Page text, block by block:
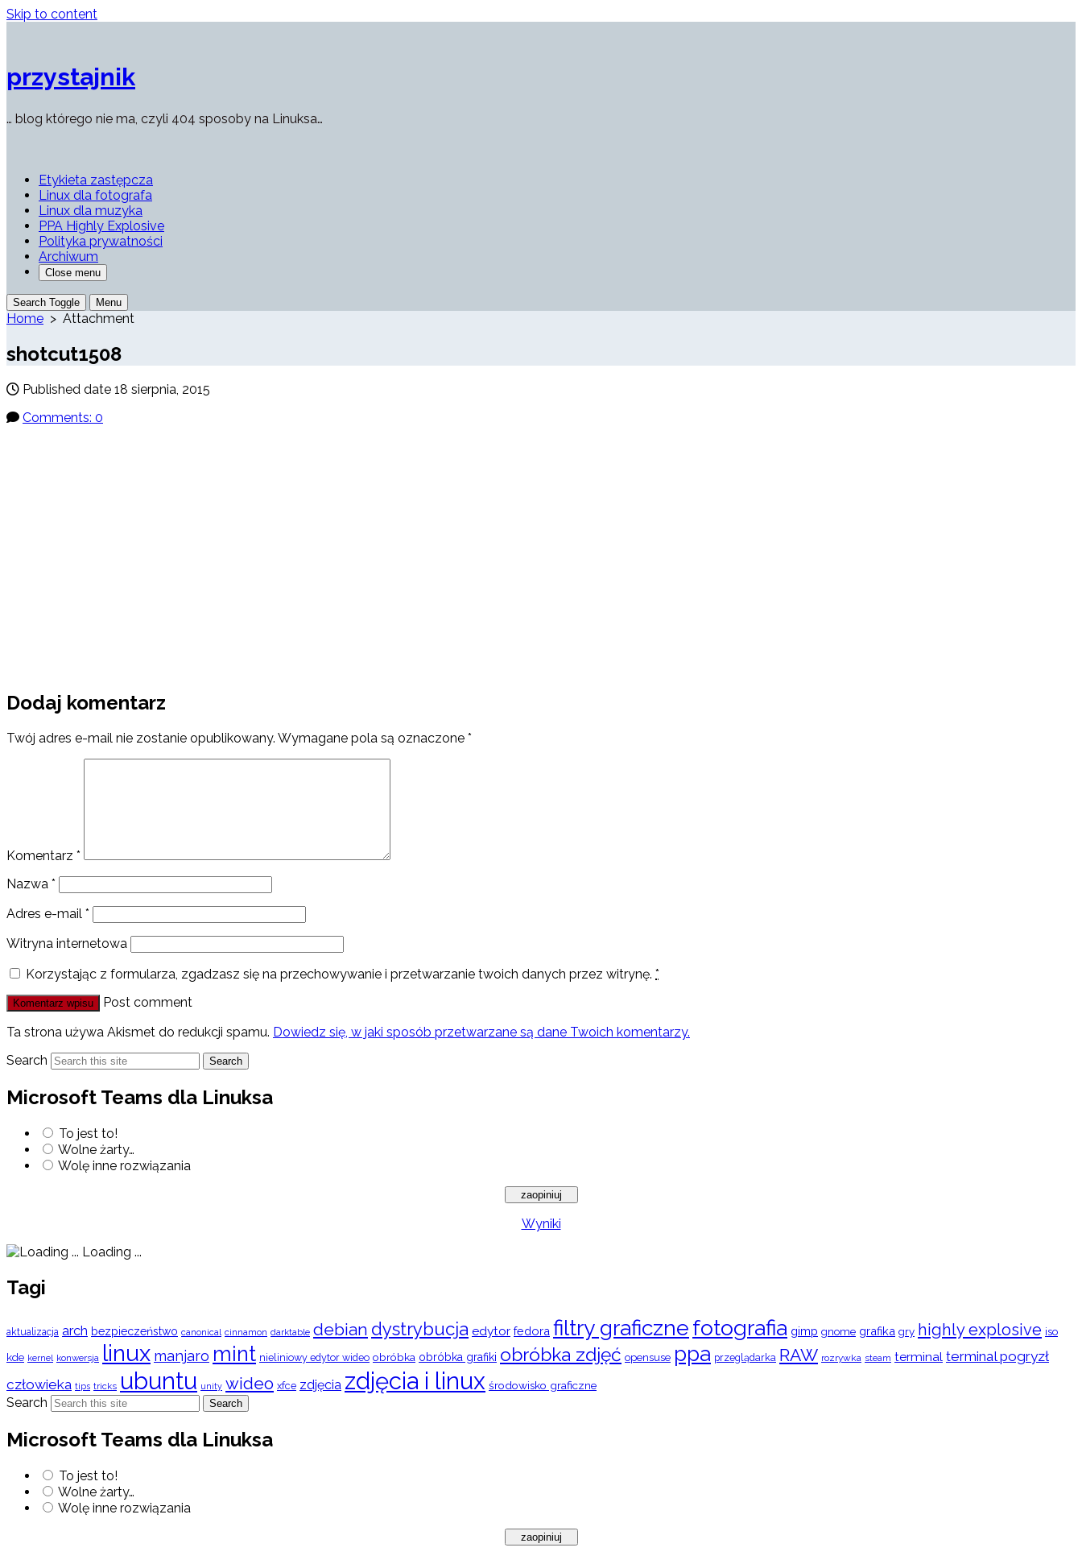
Skip to content
przystajnik
… blog którego nie ma, czyli 404 sposoby na Linuksa…
Etykieta zastępcza
Linux dla fotografa
Linux dla muzyka
PPA Highly Explosive
Polityka prywatności
Archiwum
Close menu
Search Toggle Menu
Home > Attachment
shotcut1508
Published date 18 sierpnia, 2015
Comments: 0
Dodaj komentarz
Twój adres e-mail nie zostanie opublikowany. Wymagane pola są oznaczone *
Komentarz *
Nazwa *
Adres e-mail *
Witryna internetowa
Korzystając z formularza, zgadzasz się na przechowywanie i przetwarzanie twoich danych przez witrynę. *
Post comment
Ta strona używa Akismet do redukcji spamu. Dowiedz się, w jaki sposób przetwarzane są dane Twoich komentarzy.
Search
Search
Microsoft Teams dla Linuksa
To jest to!
Wolne żarty…
Wolę inne rozwiązania
Wyniki
Loading ...
Tagi
aktualizacja arch bezpieczeństwo canonical cinnamon darktable debian dystrybucja edytor fedora filtry graficznefotografia gimp gnome grafika gry highly explosive iso
kde kernel konwersja linux manjaro mint nieliniowy edytor wideo obróbka obróbka grafiki obróbka zdjęć opensuse ppa przeglądarka RAW rozrywka steam terminal terminal pogryzł
człowieka tips tricks ubuntu unity wideo xfce zdjęcia zdjęcia i linux środowisko graficzne
Search Search
Microsoft Teams dla Linuksa
To jest to!
Wolne żarty…
Wolę inne rozwiązania